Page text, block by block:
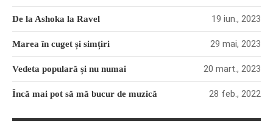
De la Ashoka la Ravel 19 iun., 2023
Marea în cuget și simțiri 29 mai, 2023
Vedeta populară și nu numai 20 mart., 2023
Încă mai pot să mă bucur de muzică 28 feb., 2022